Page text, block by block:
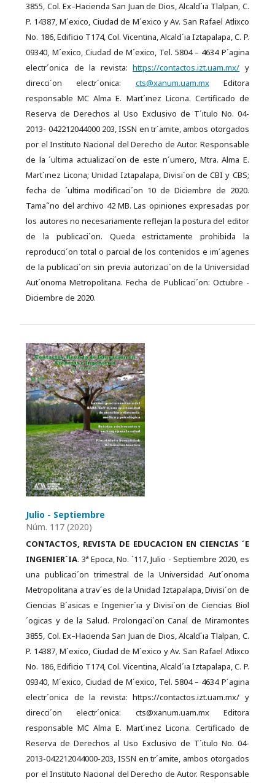
3855, Col. Ex–Hacienda San Juan de Dios, Alcald´ıa Tlalpan, C.
P. 14387, M´exico, Ciudad de M´exico y Av. San Rafael Atlixco
No. 186, Edificio T174, Col. Vicentina, Alcald´ıa Iztapalapa, C. P.
09340, M´exico, Ciudad de M´exico, Tel. 5804 – 4634 P´agina
electr´onica de la revista:https://contactos.izt.uam.mx/ y
direcci´on electr´onica: cts@xanum.uam.mxEditora
responsable MC Alma E. Mart´ınez Licona. Certificado de
Reserva de Derechos al Uso Exclusivo de T´ıtulo No. 04-
2013- 042212044000 203, ISSN en tr´amite, ambos otorgados
por el Instituto Nacional del Derecho de Autor. Responsable
de la ´ultima actualizaci´on de este n´umero, Mtra. Alma E.
Mart´ınez Licona; Unidad Iztapalapa, Divisi´on de CBI y CBS;
fecha de ´ultima modificaci´on 10 de Diciembre de 2020.
Tama˜no del archivo 42 MB. Las opiniones expresadas por
los autores no necesariamente reflejan la postura del editor
de la publicaci´on. Queda estrictamente prohibida la
reproducci´on total o parcial de los contenidos e im´agenes
de la publicaci´on sin previa autorizaci´on de la Universidad
Aut´onoma Metropolitana. Fecha de Publicaci´on: Octubre -
Diciembre de 2020.
Julio - Septiembre
Núm. 117 (2020)
CONTACTOS, REVISTA DE EDUCACION EN CIENCIAS ´E
INGENIER´IA. 3aEpoca, No. ´117, Julio - Septiembre 2020, es
una publicaci´on trimestral de la Universidad Aut´onoma
Metropolitana a trav´es de la Unidad Iztapalapa, Divisi´on de
Ciencias B´asicas e Ingenier´ıa y Divisi´on de Ciencias Biol
´ogicas y de la Salud. Prolongaci´on Canal de Miramontes
3855, Col. Ex–Hacienda San Juan de Dios, Alcald´ıa Tlalpan, C.
P. 14387, M´exico, Ciudad de M´exico y Av. San Rafael Atlixco
No. 186, Edificio T174, Col. Vicentina, Alcald´ıa Iztapalapa, C. P.
09340, M´exico, Ciudad de M´exico, Tel. 5804 – 4634 P´agina
electr´onica de la revista: https://contactos.izt.uam.mx/ y
direcci´on electr´onica: cts@xanum.uam.mx Editora
responsable MC Alma E. Mart´ınez Licona. Certificado de
Reserva de Derechos al Uso Exclusivo de T´ıtulo No. 04-
2013-042212044000-203, ISSN en tr´amite, ambos otorgados
por el Instituto Nacional del Derecho de Autor. Responsable